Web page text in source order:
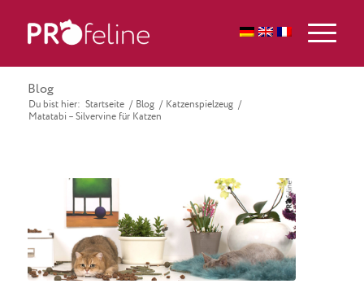
Blog
Du bist hier: Startseite / Blog / Katzenspielzeug /
Matatabi – Silvervine für Katzen